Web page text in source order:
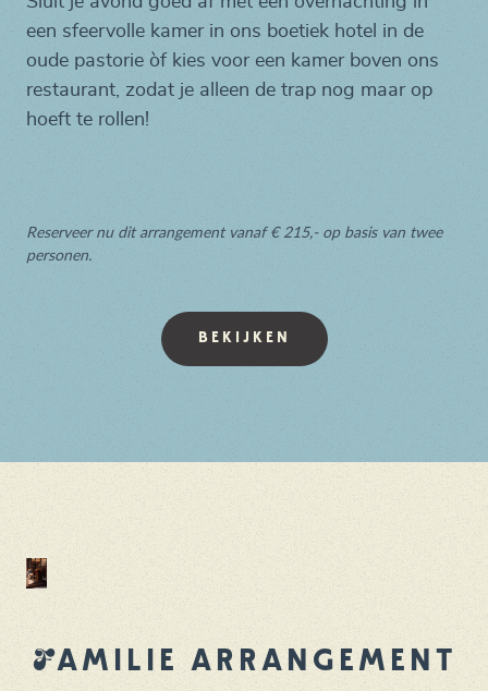
een sfeervolle kamer in ons boetiek hotel in de
oude pastorie òf kies voor een kamer boven ons
restaurant, zodat je alleen de trap nog maar op
hoeft te rollen!
Reserveer nu dit arrangement vanaf€ 215,- op basis van twee
personen.
BEKIJKEN
FAMILIE ARRANGEMENT